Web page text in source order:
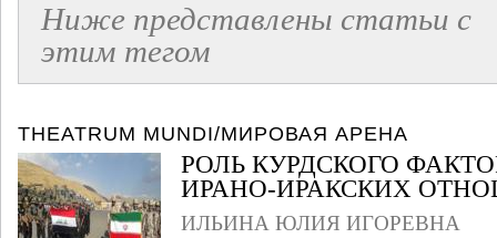
Ниже представлены статьи с
этим тегом
THEATRUM MUNDI/МИРОВАЯ АРЕНА
РОЛЬ КУРДСКОГО
ИРАНО-ИРАКСКИХ
ИЛЬИНА ЮЛИЯ ИГОРЕВНА